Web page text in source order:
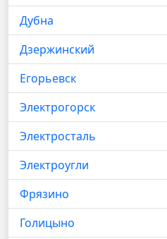
Дубна
Дзержинский
Егорьевск
Электрогорск
Электросталь
Электроугли
Фрязино
Голицыно